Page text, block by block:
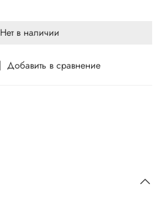
Добавить в сравнение
Нет в наличии